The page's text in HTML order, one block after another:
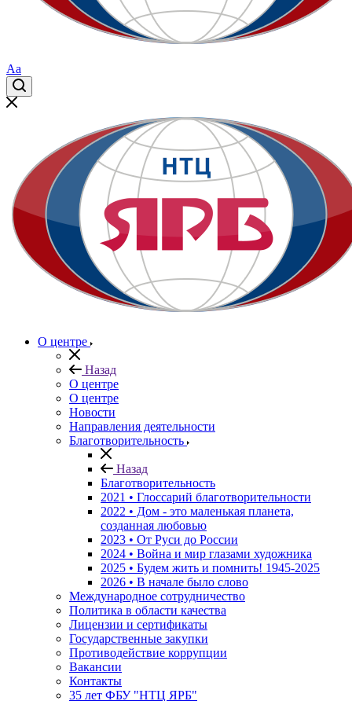
Aa
О центре
Назад
О центре
О центре
Новости
Направления деятельности
Благотворительность
Назад
Благотворительность
2021 • Глоссарий благотворительности
2022 • Дом - это маленькая планета,
созданная любовью
2023 • От Руси до России
2024 • Война и мир глазами художника
2025 • Будем жить и помнить! 1945-2025
2026 • В начале было слово
Международное сотрудничество
Политика в области качества
Лицензии и сертификаты
Государственные закупки
Противодействие коррупции
Вакансии
Контакты
35 лет ФБУ "НТЦ ЯРБ"